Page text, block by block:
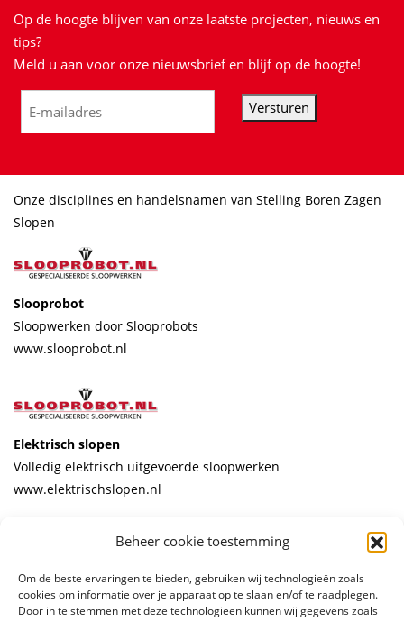
Beheer cookie toestemming
Om de beste ervaringen te bieden, gebruiken wij technologieën zoals
cookies om informatie over je apparaat op te slaan en/of te raadplegen.
Door in te stemmen met deze technologieën kunnen wij gegevens zoals
Op de hoogte blijven van onze laatste projecten, nieuws en
tips?
Meld u aan voor onze nieuwsbrief en blijf op de hoogte!
Versturen
Onze disciplines en handelsnamen van Stelling Boren Zagen
Slopen
Slooprobot
Sloopwerken door Slooprobots
www.slooprobot.nl
Elektrisch slopen
Volledig elektrisch uitgevoerde sloopwerken
www.elektrischslopen.nl
© 2026 Stelling Boren, Zagen en Slopen
Algemene voorwaarden
Privacy policy ontwerp en